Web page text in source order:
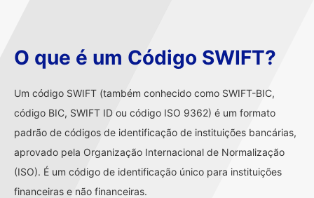
O que é um Código SWIFT?
Um código SWIFT (também conhecido como SWIFT-BIC,
código BIC, SWIFT ID ou código ISO 9362) é um formato
padrão de códigos de identificação de instituições bancárias,
aprovado pela Organização Internacional de Normalização
(ISO). É um código de identificação único para instituições
financeiras e não financeiras.